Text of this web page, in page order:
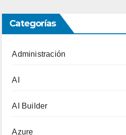
Categorías
Administración
AI
AI Builder
Azure